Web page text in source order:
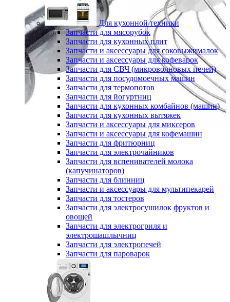
Для кухонной техники
Запчасти для мясорубок
Запчасти для кухонных плит
Запчасти и аксессуары для соковыжималок
Запчасти и аксессуары для кофеварок
Запчасти для СВЧ (микроволновых печей)
Запчасти для посудомоечных машин
Запчасти для термопотов
Запчасти для йогуртниц
Запчасти для кухонных комбайнов (машин)
Запчасти для кухонных вытяжек
Запчасти и аксессуары для миксеров
Запчасти и аксессуары для кофемашин
Запчасти для фритюрниц
Запчасти для электрочайников
Запчасти для вспенивателей молока
(капучинаторов)
Запчасти для блинниц
Запчасти и аксессуары для мультипекарей
Запчасти для тостеров
Запчасти для электросушилок фруктов и
овощей
Запчасти для электрогриля и
электрошашлычниц
Запчасти для электропечей
Запчасти для пароварок